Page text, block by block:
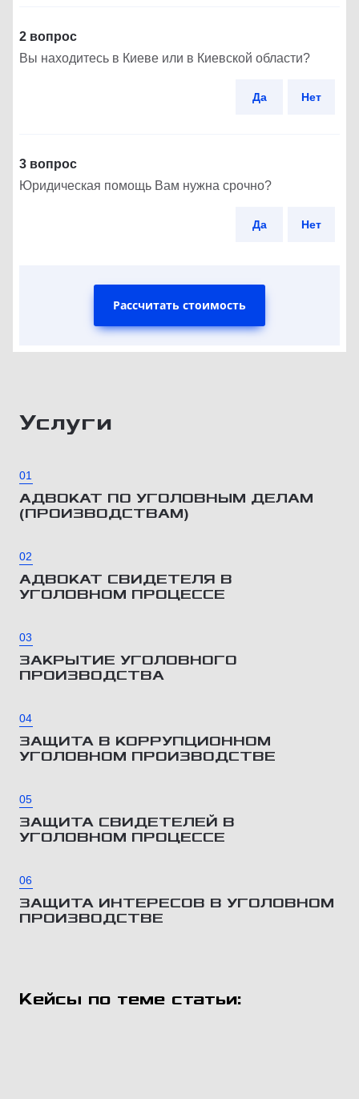
2 вопрос
Вы находитесь в Киеве или в Киевской области?
Да Нет
3 вопрос
Юридическая помощь Вам нужна срочно?
Да Нет
Рассчитать стоимость
Услуги
01
АДВОКАТ ПО УГОЛОВНЫМ ДЕЛАМ
(ПРОИЗВОДСТВАМ)
02
АДВОКАТ СВИДЕТЕЛЯ В
УГОЛОВНОМ ПРОЦЕССЕ
03
ЗАКРЫТИЕ УГОЛОВНОГО
ПРОИЗВОДСТВА
04
ЗАЩИТА В КОРРУПЦИОННОМ
УГОЛОВНОМ ПРОИЗВОДСТВЕ
05
ЗАЩИТА СВИДЕТЕЛЕЙ В
УГОЛОВНОМ ПРОЦЕССЕ
06
ЗАЩИТА ИНТЕРЕСОВ В УГОЛОВНОМ
ПРОИЗВОДСТВЕ
Кейсы по теме статьи: